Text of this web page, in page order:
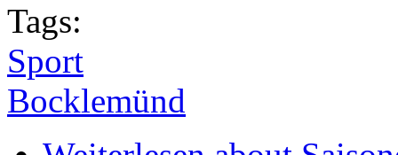
Tags:
Sport
Bocklemünd